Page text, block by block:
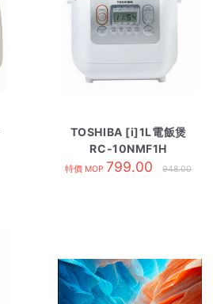
TOSHIBA [i]1L電飯煲
RC-10NMF1H
特價 MOP 799.00 948.00